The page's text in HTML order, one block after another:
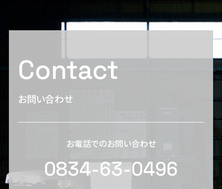
Contact
お問い合わせ
お電話でのお問い合わせ
0834-63-0496